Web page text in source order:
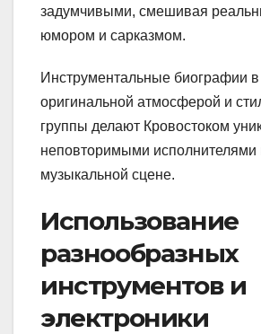
задумчивыми, смешивая
юмором и сарказмом.
Инструментальные биографии в
оригинальной атмосферой и
группы делают Кровостоком
неповторимыми исполнителями
музыкальной сцене.
Использование
разнообразных
инструментов и
электроники